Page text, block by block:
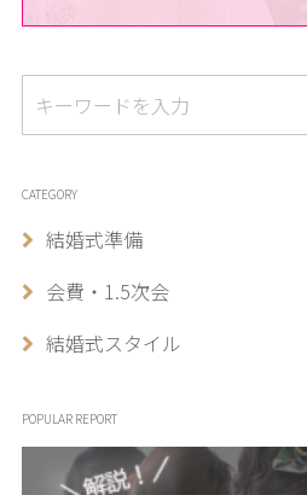
CATEGORY
結婚式準備
会費・1.5次会
結婚式スタイル
POPULAR REPORT